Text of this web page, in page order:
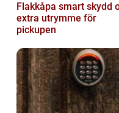
Flakkåpa smart skydd och
extra utrymme för
pickupen